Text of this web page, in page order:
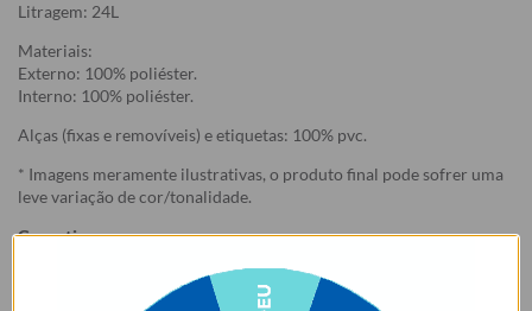
Litragem: 24L
Materiais:
Externo: 100% poliéster.
Interno: 100% poliéster.
Alças (fixas e removíveis) e etiquetas: 100% pvc.
* Imagens meramente ilustrativas, o produto final pode sofrer uma
leve variação de cor/tonalidade.
Garantia:
- Os nossos produtos personalizados (
estampados ou